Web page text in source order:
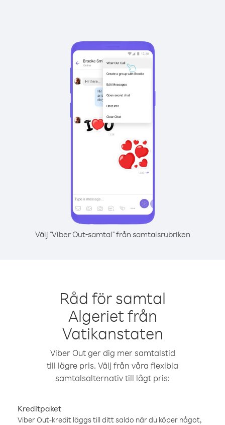
Välj "Viber Out-samtal" från samtalsrubriken
Råd för samtal
Algeriet från
Vatikanstaten
Viber Out ger dig mer samtalstid
till lägre pris. Välj från våra flexibla
samtalsalternativ till lågt pris:
Kreditpaket
Viber Out-kredit läggs till ditt saldo när du köper något,